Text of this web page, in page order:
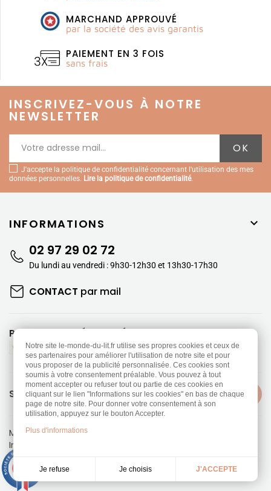
MARCHAND APPROUVÉ
par la société des avis garantis
PAIEMENT EN 3 FOIS
sans frais
INSCRIVEZ-VOUS À NOTRE
NEWSLETTER
J'accepte la politique de confidentialité concernant l'utilisation des mes
données personnelles. Lire la politique de confidentialité.
INFORMATIONS 
02 97 29 02 72
Du lundi au vendredi : 9h30-12h30 et 13h30-17h30
CONTACT par mail
PAIEMENTS SÉCURISÉS
SUIVEZ-NOUS
Mentions légales-
Information sur les Cookies
Réalisation
Notre site le-monde-du-lit.fr utilise ses propres cookies et ceux de
ses partenaires pour améliorer l'utilisation de notre site et pour
vous proposer de la publicité personnalisée. Ces cookies sont
soumis à votre consentement préalable. Vous pouvez à tout
moment accepter ou refuser tout ou partie de ces cookies en
cliquant sur le lien "Informations sur les cookies" en bas de chaque
page de notre site. Pour donner votre consentement à son
utilisation, appuyez sur le bouton Accepter.
Plus d'informations
Je refuse Je choisis J'ACCEPTE